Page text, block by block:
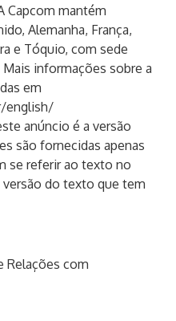
Capcom mantém
Alemanha, França,
e Tóquio, com sede
Mais informações sobre a
em
english/
anúncio é a versão
são fornecidas apenas
se referir ao texto no
versão do texto que tem
Relações com